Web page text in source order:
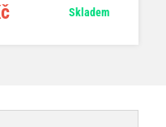
Skladem